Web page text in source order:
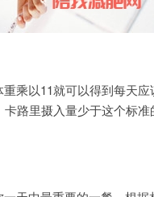
乘以11就可以得到每天
路里摄入量少于这个标